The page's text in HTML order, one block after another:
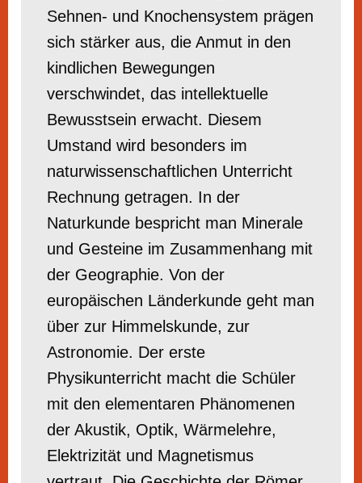
Sehnen- und Knochensystem prägen
sich stärker aus, die Anmut in den
kindlichen Bewegungen
verschwindet, das intellektuelle
Bewusstsein erwacht. Diesem
Umstand wird besonders im
naturwissenschaftlichen Unterricht
Rechnung getragen. In der
Naturkunde bespricht man Minerale
und Gesteine im Zusammenhang mit
der Geographie. Von der
europäischen Länderkunde geht man
über zur Himmelskunde, zur
Astronomie. Der erste
Physikunterricht macht die Schüler
mit den elementaren Phänomenen
der Akustik, Optik, Wärmelehre,
Elektrizität und Magnetismus